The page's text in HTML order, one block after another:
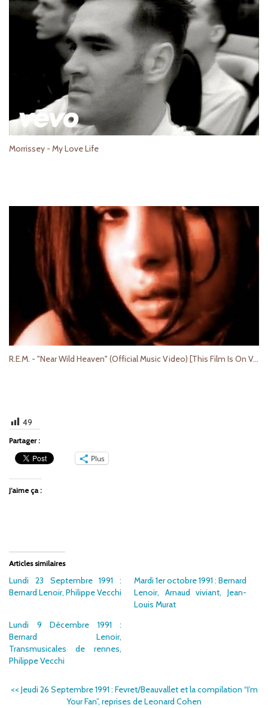
Morrissey - My Love Life
R.E.M. - "Near Wild Heaven" (Official Music Video) [This Film Is On Version]
49
Partager :
Plus
J’aime ça :
Articles similaires
Lundi 23 Septembre 1991 :
Bernard Lenoir, Philippe Vecchi
Mardi 1er octobre 1991 : Bernard
Lenoir, Arnaud viviant, Jean-
Louis Murat
Lundi 9 Décembre 1991 :
Bernard Lenoir,
Transmusicales de rennes,
Philippe Vecchi
<< Jeudi 26 Septembre 1991 : Fevret/Beauvallet et la compilation “I’m
Your Fan”, reprises de Leonard Cohen